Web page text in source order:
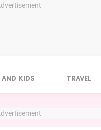
AND KIDS TRAVEL